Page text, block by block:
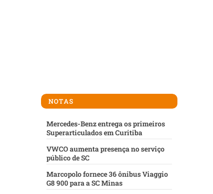
NOTAS
Mercedes-Benz entrega os primeiros
Superarticulados em Curitiba
VWCO aumenta presença no serviço
público de SC
Marcopolo fornece 36 ônibus Viaggio
G8 900 para a SC Minas